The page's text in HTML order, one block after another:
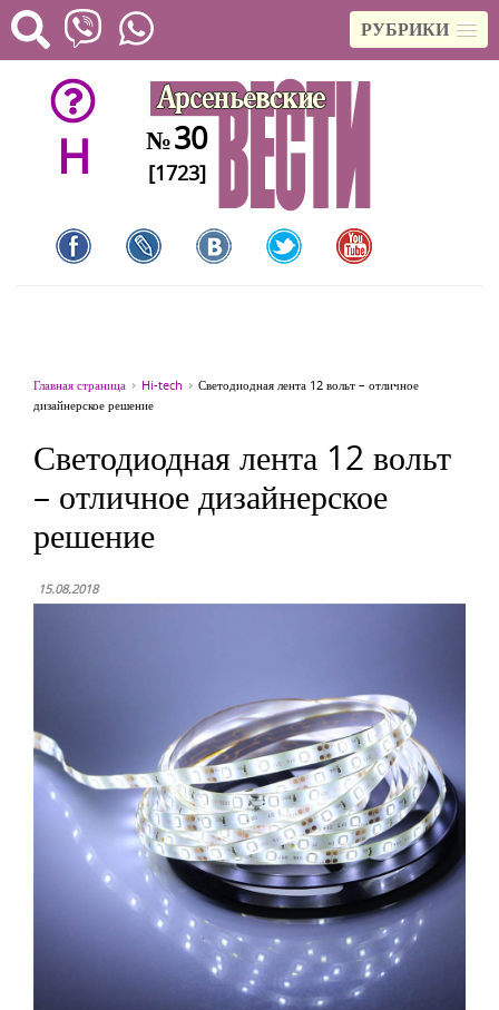
РУБРИКИ
H №30
[1723]
Главная страница Hi-tech
Светодиодная лента 12 вольт – отличное
дизайнерское решение
Светодиодная лента 12 вольт
– отличное дизайнерское
решение
15.08.2018